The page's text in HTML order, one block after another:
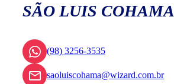
SÃO LUIS COHAMA
(98) 3256-3535
saoluiscohama@wizard.com.br